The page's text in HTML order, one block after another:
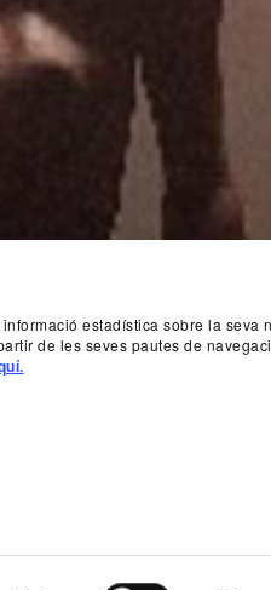
estadística sobre la seva
de les seves pautes de